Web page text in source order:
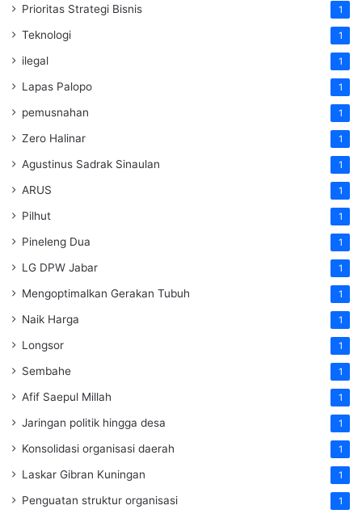
Prioritas Strategi Bisnis 1
Teknologi 1
ilegal 1
Lapas Palopo 1
pemusnahan 1
Zero Halinar 1
Agustinus Sadrak Sinaulan 1
ARUS 1
Pilhut 1
Pineleng Dua 1
LG DPW Jabar 1
Mengoptimalkan Gerakan Tubuh 1
Naik Harga 1
Longsor 1
Sembahe 1
Afif Saepul Millah 1
Jaringan politik hingga desa 1
Konsolidasi organisasi daerah 1
Laskar Gibran Kuningan 1
Penguatan struktur organisasi 1